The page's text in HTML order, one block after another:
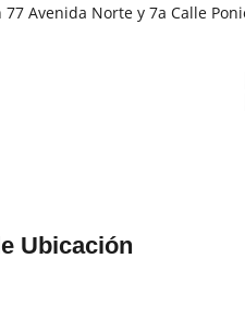
Avenida Norte y 7a Calle
Ubicación